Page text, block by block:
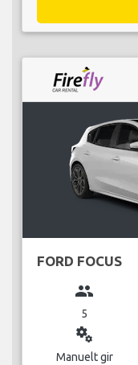
FORD FOCUS
group
5
miscellaneous_services
Manuelt gir